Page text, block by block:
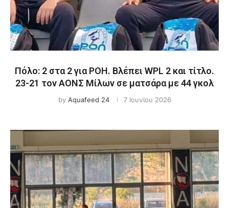
Πόλο: 2 στα 2 για ΡΟΗ. Βλέπει WPL 2 και τίτλο.
23-21 τον ΑΟΝΣ Μίλων σε ματσάρα με 44 γκολ
by Aquafeed 24 7 Ιουνίου 2026